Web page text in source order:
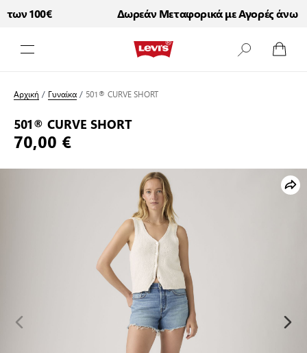
100€ Δωρεάν Μεταφορικά με Αγορές άνω
Αρχική / Γυναίκα/ 501® CURVE SHORT
501® CURVE SHORT
70,00 €